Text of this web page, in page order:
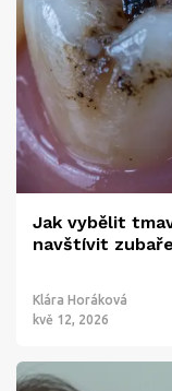
Jak vybělit
navštívit zubaře
Klára Horáková
kvě 12, 2026